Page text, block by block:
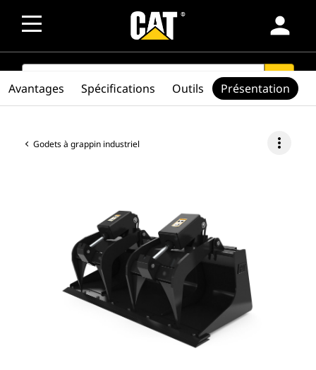
person
SEARCH search
Godets à grappin industriel more_vert
Avantages Spécifications Outils Présentation